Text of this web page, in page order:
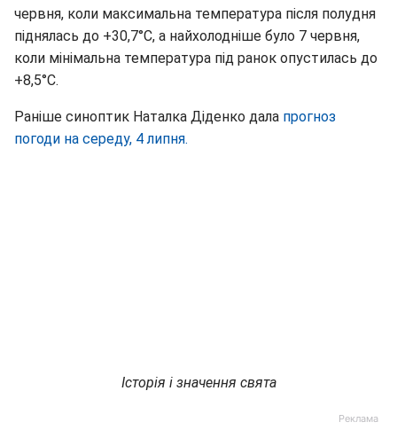
червня, коли максимальна температура після полудня
піднялась до +30,7°С, а найхолодніше було 7 червня,
коли мінімальна температура під ранок опустилась до
+8,5°С.
Раніше синоптик Наталка Діденко дала прогноз
погоди на середу, 4 липня.
Історія і значення свята